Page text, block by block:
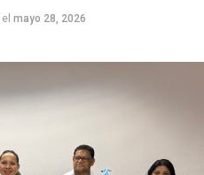
el mayo 28, 2026